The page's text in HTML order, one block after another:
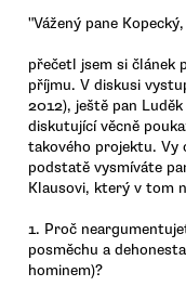
"Vážený pane Kopecký,
přečetl jsem si článek
příjmu. V diskusi
2012), ještě pan
diskutující věcně
takového projektu. Vy
podstatě vysmíváte
Klausovi, který v tom
1. Proč
posměchu a
hominem)?